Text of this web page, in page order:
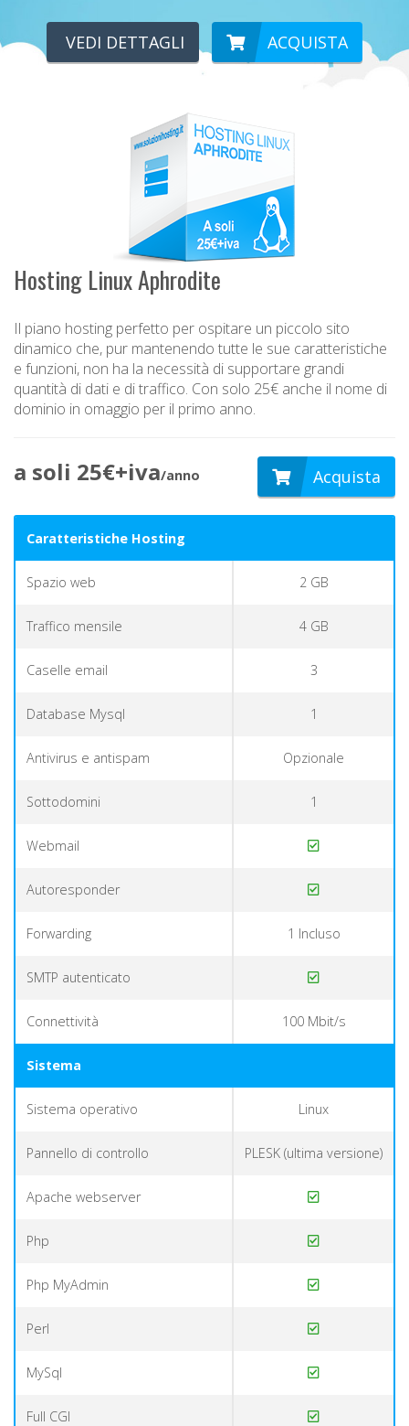
VEDI DETTAGLI ACQUISTA
Hosting Linux Aphrodite
Il piano hosting perfetto per ospitare un piccolo sito
dinamico che, pur mantenendo tutte le sue caratteristiche
e funzioni, non ha la necessità di supportare grandi
quantità di dati e di traffico. Con solo 25€ anche il nome di
dominio in omaggio per il primo anno.
a soli 25€+iva/anno Acquista
Caratteristiche Hosting
Spazio web 2 GB
Traffico mensile 4 GB
Caselle email 3
Database Mysql 1
Antivirus e antispam Opzionale
Sottodomini 1
Webmail
Autoresponder
Forwarding 1 Incluso
SMTP autenticato
Connettività 100 Mbit/s
Sistema
Sistema operativo Linux
Pannello di controllo PLESK (ultima versione)
Apache webserver
Php
Php MyAdmin
Perl
MySql
Full CGI